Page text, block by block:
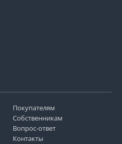
Покупателям
Собственникам
Вопрос-ответ
Контакты